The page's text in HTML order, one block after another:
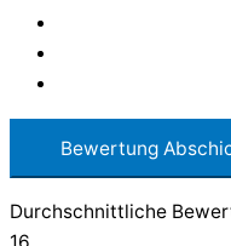
Bewertung
Durchschnittliche